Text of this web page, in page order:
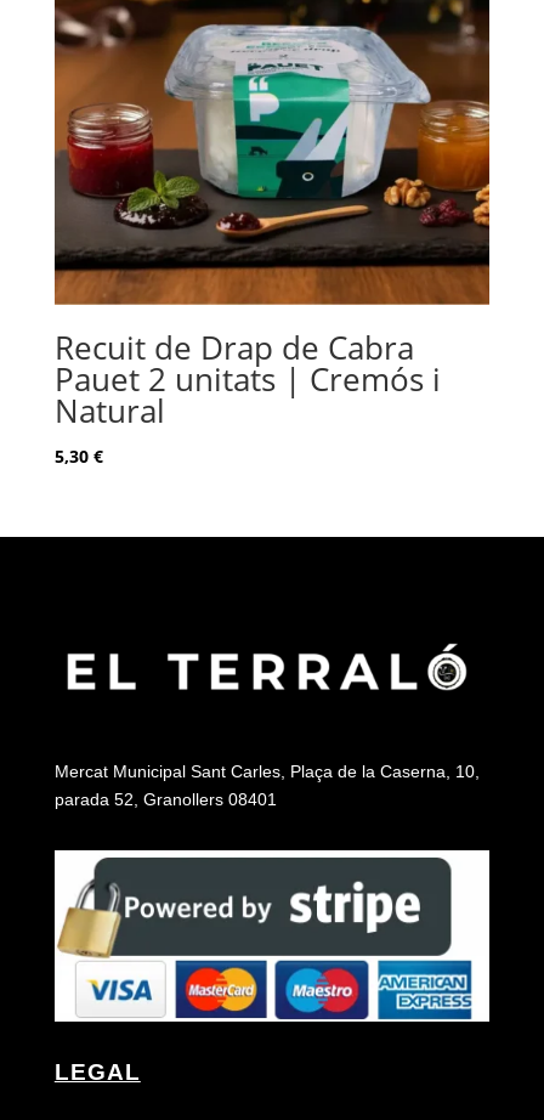
Recuit de Drap de Cabra
Pauet 2 unitats | Cremós i
Natural
5,30 €
Mercat Municipal Sant Carles, Plaça de la Caserna, 10,
parada 52, Granollers 08401
LEGAL